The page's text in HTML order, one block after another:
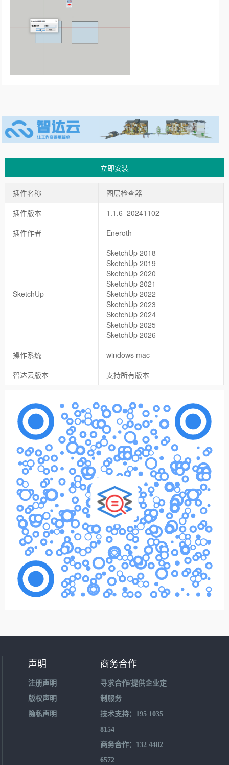
立即安装
插件名称
图层检查器
插件版本
1.1.6_20241102
插件作者
Eneroth
SketchUp
SketchUp 2018
SketchUp 2019
SketchUp 2020
SketchUp 2021
SketchUp 2022
SketchUp 2023
SketchUp 2024
SketchUp 2025
SketchUp 2026
操作系统
windows mac
智达云版本
支持所有版本
声明
注册声明
版权声明
隐私声明
商务合作
寻求合作/提供企业定
制服务
技术支持：195 1035
8154
商务合作：132 4482
6572